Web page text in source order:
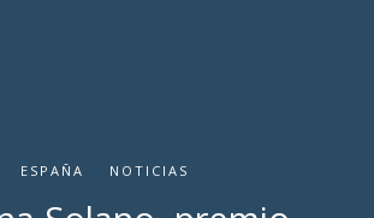
ESPAÑA NOTICIAS